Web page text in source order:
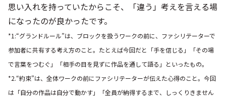
思い入れを持っていたからこそ、「違う」考えを言える場
になったのが良かったです。
*1:“グランドルール”は、ブロックを扱うワークの前に、ファシリテーターで
参加者に共有する考え方のこと。たとえば今回だと「手を信じる」「その場
で言葉をつむぐ」「相手の目を見ずに作品を通して語る」といったもの。
*2.“約束”は、全体ワークの前にファシリテーターが伝えた心得のこと。今回
は「自分の作品は自分で動かす」「全員が納得するまで、しっくりきません